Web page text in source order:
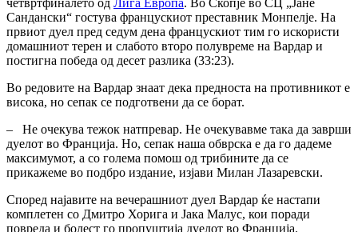
Сандански“ гостува францускиот преставник Монпелје. На
првиот дуел пред седум дена францускиот тим го искористи
домашниот терен и слабото второ полувреме на Вардар и
постигна победа од десет разлика (33:23).
Во редовите на Вардар знаат дека предноста на противникот е
висока, но сепак се подготвени да се борат.
– Не очекува тежок натпревар. Не очекувавме така да заврши
дуелот во Франција. Но, сепак наша обврска е да го дадеме
максимумот, а со голема помош од трибините да се
прикажеме во подбро издание, изјави Милан Лазаревски.
Според најавите на вечерашниот дуел Вардар ќе настапи
комплетен со Дмитро Хорига и Јака Малус, кои поради
повреда и болест го пропуштија дуелот во Франција.